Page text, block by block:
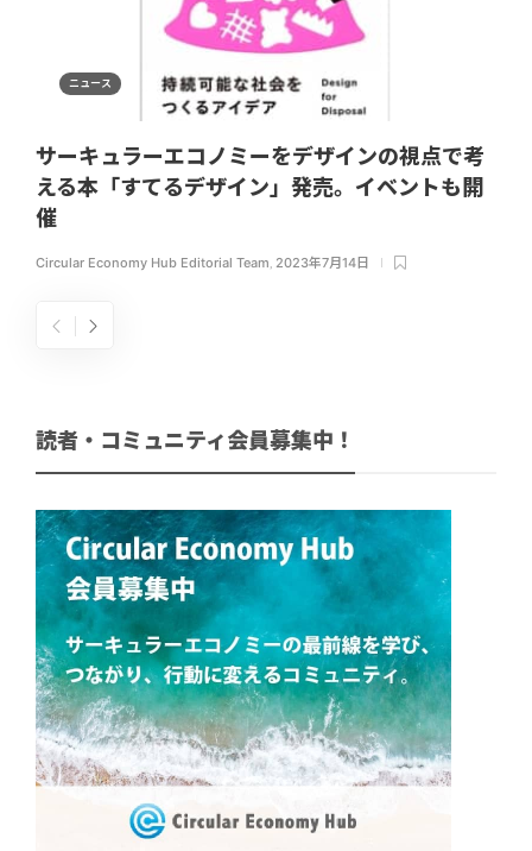
ニュース
サーキュラーエコノミーをデザインの視点で考
える本「すてるデザイン」発売。イベントも開
催
Circular Economy Hub Editorial Team, 2023年7月14日
読者・コミュニティ会員募集中！